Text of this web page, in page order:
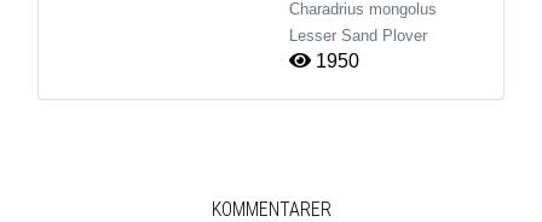
Charadrius mongolus
Lesser Sand Plover
1950
KOMMENTARER